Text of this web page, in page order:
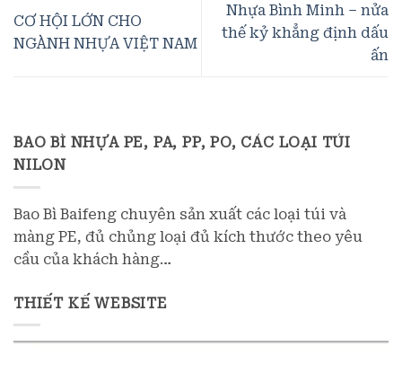
CƠ HỘI LỚN CHO
NGÀNH NHỰA VIỆT NAM
Nhựa Bình Minh – nửa
thế kỷ khẳng định dấu
ấn
BAO BÌ NHỰA PE, PA, PP, PO, CÁC LOẠI TÚI
NILON
Bao Bì Baifeng chuyên sản xuất các loại túi và
màng PE, đủ chủng loại đủ kích thước theo yêu
cầu của khách hàng…
THIẾT KẾ WEBSITE